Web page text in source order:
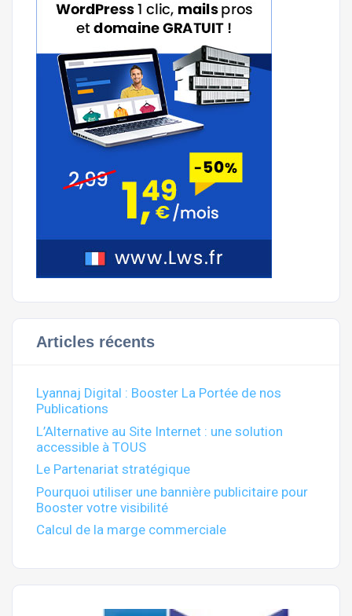
Articles récents
Lyannaj Digital : Booster La Portée de nos
Publications
L’Alternative au Site Internet : une solution
accessible à TOUS
Le Partenariat stratégique
Pourquoi utiliser une bannière publicitaire pour
Booster votre visibilité
Calcul de la marge commerciale